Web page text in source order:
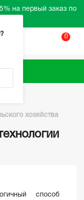
на первый заказ по
? 0
хозяйства
способ